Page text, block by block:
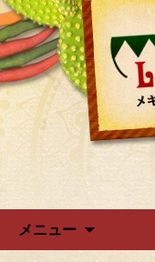
広尾・麻
ホイヤ」
ラ・ホイヤ
メニュー